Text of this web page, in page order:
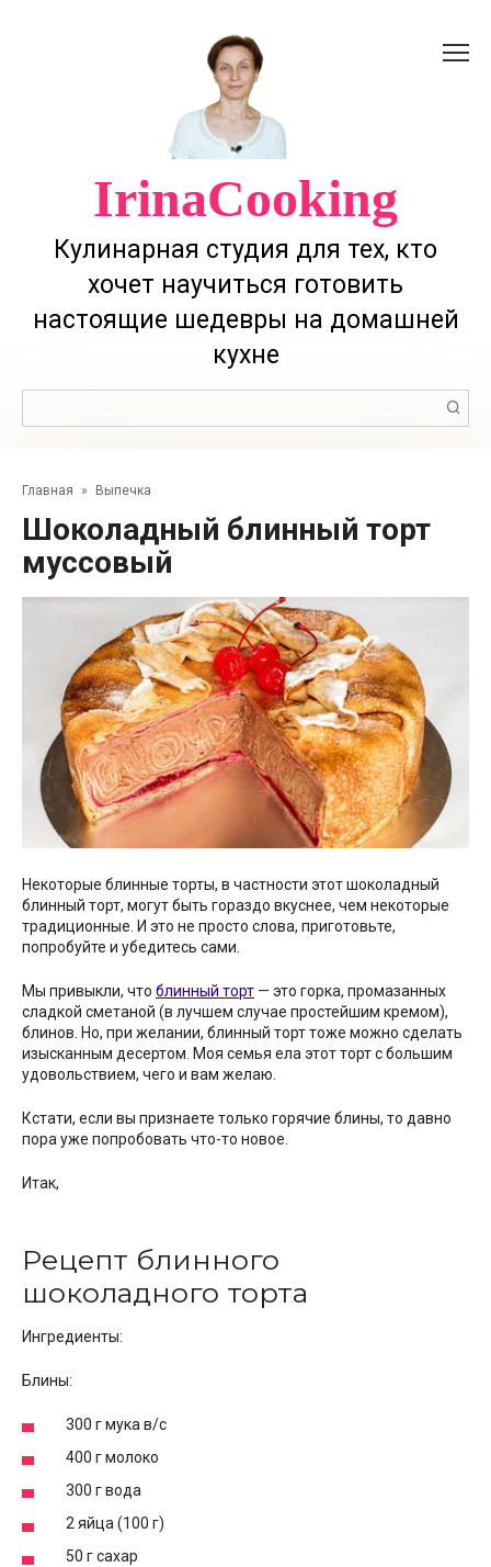
IrinaCooking
Кулинарная студия для тех, кто
хочет научиться готовить
настоящие шедевры на домашней
кухне
Главная » Выпечка
Шоколадный блинный торт
муссовый
Некоторые блинные торты, в частности этот шоколадный
блинный торт, могут быть гораздо вкуснее, чем некоторые
традиционные. И это не просто слова, приготовьте,
попробуйте и убедитесь сами.
Мы привыкли, что блинный торт — это горка, промазанных
сладкой сметаной (в лучшем случае простейшим кремом),
блинов. Но, при желании, блинный торт тоже можно сделать
изысканным десертом. Моя семья ела этот торт с большим
удовольствием, чего и вам желаю.
Кстати, если вы признаете только горячие блины, то давно
пора уже попробовать что-то новое.
Итак,
Рецепт блинного
шоколадного торта
Ингредиенты:
Блины:
300 г мука в/с
400 г молоко
300 г вода
2 яйца (100 г)
50 г сахар